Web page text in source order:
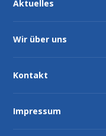
Aktuelles
Wir über uns
Kontakt
Impressum